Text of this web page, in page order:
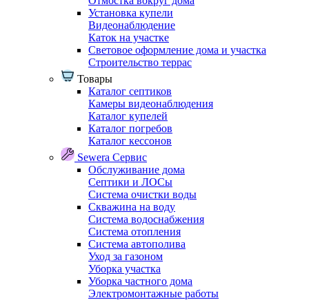
Установка купели
Видеонаблюдение
Каток на участке
Световое оформление дома и участка
Строительство террас
Товары
Каталог септиков
Камеры видеонаблюдения
Каталог купелей
Каталог погребов
Каталог кессонов
Sewera Сервис
Обслуживание дома
Септики и ЛОСы
Система очистки воды
Скважина на воду
Система водоснабжения
Система отопления
Система автополива
Уход за газоном
Уборка участка
Уборка частного дома
Электромонтажные работы